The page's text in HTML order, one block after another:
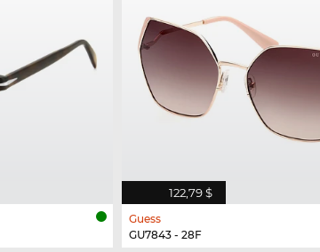
122,79 $
Guess
GU7843 - 28F